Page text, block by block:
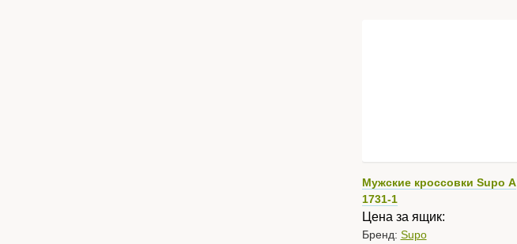
Мужские кроссовки Supo А
1731-1
Цена за ящик:
Бренд: Supo